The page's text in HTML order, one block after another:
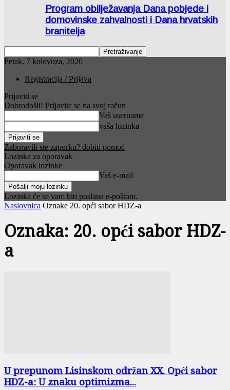
Program obilježavanja Dana pobjede i
domovinske zahvalnosti i Dana hrvatskih
branitelja
Petak, 7 kolovoza, 2026
Registracija / Prijava
Prijaviti se
Dobrodošli! Prijavite se na svoj račun
Vaš username
vaša lozinka
Zaboravili ste zaporku? dobiti pomoć
Lozinka za oporavak
Oporavak lozinke
Vaš e-mail
Lozinka će se vam biti poslana e-poštom.
Naslovnica Oznake 20. opći sabor HDZ-a
Oznaka: 20. opći sabor HDZ-
a
U prepunom Lisinskom održan XX. Opći sabor
HDZ-a: U znaku optimizma...